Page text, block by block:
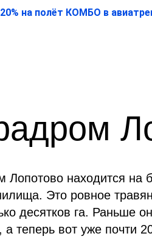
на полёт КОМБО в
Лопотово находится на
Это ровное
десятков га. Раньше
а теперь вот уже почти